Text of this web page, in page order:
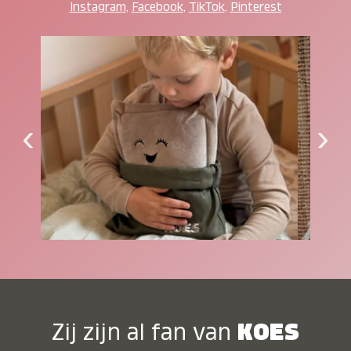
Instagram, Facebook, TikTok, Pinterest
‹ ›
Zij zijn al fan van KOES